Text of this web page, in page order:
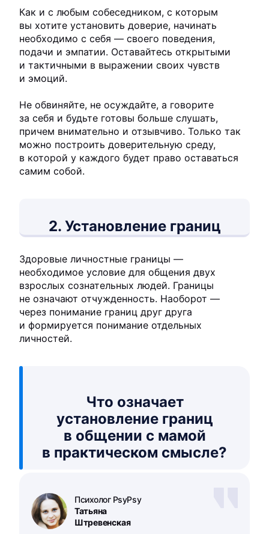
Как и с любым собеседником, с которым
вы хотите установить доверие, начинать
необходимо с себя — своего поведения,
подачи и эмпатии. Оставайтесь открытыми
и тактичными в выражении своих чувств
и эмоций.
Не обвиняйте, не осуждайте, а говорите
за себя и будьте готовы больше слушать,
причем внимательно и отзывчиво. Только так
можно построить доверительную среду,
в которой у каждого будет право оставаться
самим собой.
2. Установление границ
Здоровые личностные границы —
необходимое условие для общения двух
взрослых сознательных людей. Границы
не означают отчужденность. Наоборот —
через понимание границ друг друга
и формируется понимание отдельных
личностей.
Что означает
установление границ
в общении с мамой
в практическом смысле?
Татьяна
Штревенская
Психолог PsyPsy